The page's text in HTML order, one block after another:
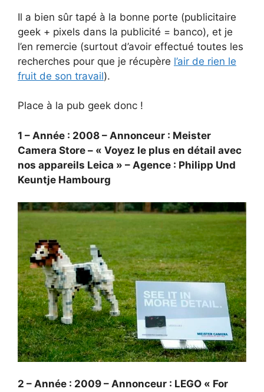
Il a bien sûr tapé à la bonne porte (publicitaire
geek + pixels dans la publicité = banco), et je
l’en remercie (surtout d’avoir effectué toutes les
recherches pour que je récupère l’air de rien le
fruit de son travail).
Place à la pub geek donc !
1 – Année : 2008 – Annonceur : Meister
Camera Store – « Voyez le plus en détail avec
nos appareils Leica » – Agence : Philipp Und
Keuntje Hambourg
2 – Année : 2009 – Annonceur : LEGO « For